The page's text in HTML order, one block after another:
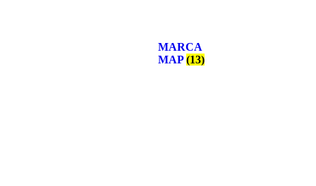
MARCA
MAP(13)